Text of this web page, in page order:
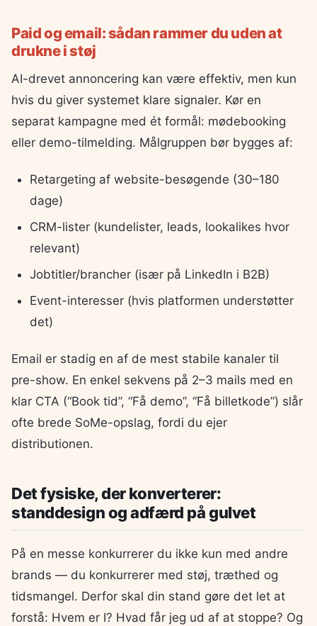
Paid og email: sådan rammer du uden at
drukne i støj
AI-drevet annoncering kan være effektiv, men kun
hvis du giver systemet klare signaler. Kør en
separat kampagne med ét formål: mødebooking
eller demo-tilmelding. Målgruppen bør bygges af:
Retargeting af website-besøgende (30–180
dage)
CRM-lister (kundelister, leads, lookalikes hvor
relevant)
Jobtitler/brancher (især på LinkedIn i B2B)
Event-interesser (hvis platformen understøtter
det)
Email er stadig en af de mest stabile kanaler til
pre-show. En enkel sekvens på 2–3 mails med en
klar CTA (“Book tid”, “Få demo”, “Få billetkode”) slår
ofte brede SoMe-opslag, fordi du ejer
distributionen.
Det fysiske, der konverterer:
standdesign og adfærd på gulvet
På en messe konkurrerer du ikke kun med andre
brands — du konkurrerer med støj, træthed og
tidsmangel. Derfor skal din stand gøre det let at
forstå: Hvem er I? Hvad får jeg ud af at stoppe? Og